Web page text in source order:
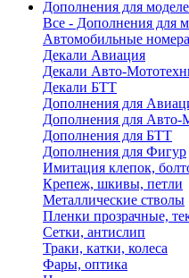
Дополнения для
Все - Дополнения для
Автомобильные номера
Декали Авиация
Декали Авто-
Декали БТТ
Дополнения для
Дополнения для Авто-
Дополнения для БТТ
Дополнения для Фигур
Имитация клепок,
Крепеж, шкивы, петли
Металлические стволы
Пленки прозрачные,
Сетки, антислип
Траки, катки, колеса
Фары, оптика